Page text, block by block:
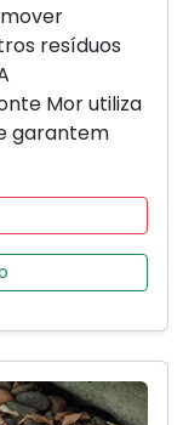
resíduos
Mor utiliza
garantem